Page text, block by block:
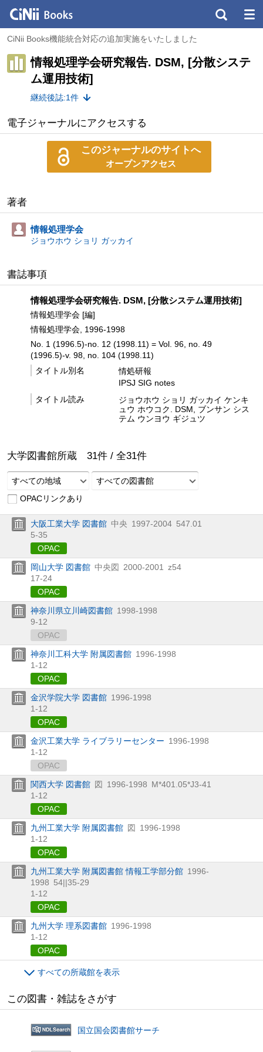
CiNii Books機能統合対応の追加実施をいたしました
情報処理学会研究報告. DSM, [分散システ
ム運用技術]
継続後誌:1件
電子ジャーナルにアクセスする
このジャーナルのサイトへ
オープンアクセス
著者
情報処理学会
ジョウホウ ショリ ガッカイ
書誌事項
情報処理学会研究報告. DSM, [分散システム運用技術]
情報処理学会 [編]
情報処理学会, 1996-1998
No. 1 (1996.5)-no. 12 (1998.11) = Vol. 96, no. 49
(1996.5)-v. 98, no. 104 (1998.11)
タイトル別名
情処研報
IPSJ SIG notes
タイトル読み
ジョウホウ ショリ ガッカイ ケンキ
ュウ ホウコク. DSM, ブンサン シス
テム ウンヨウ ギジュツ
大学図書館所蔵 31件 / 全31件
すべての地域
すべての図書館
OPACリンクあり
大阪工業大学 図書館 中央 1997-2004 547.01
5-35
OPAC
岡山大学 図書館 中央図 2000-2001
z54
17-24
OPAC
神奈川県立川崎図書館 1998-1998
9-12
OPAC
神奈川工科大学 附属図書館 1996-1998
1-12
OPAC
金沢学院大学 図書館 1996-1998
1-12
OPAC
金沢工業大学 ライブラリーセンター 1996-1998
1-12
OPAC
関西大学 図書館 図 1996-1998 M*401.05*J3-41
1-12
OPAC
九州工業大学 附属図書館 図 1996-1998
1-12
OPAC
九州工業大学 附属図書館 情報工学部分館 1996-
1998 54||35-29
1-12
OPAC
九州大学 理系図書館 1996-1998
1-12
OPAC
すべての所蔵館を表示
この図書・雑誌をさがす
国立国会図書館サーチ